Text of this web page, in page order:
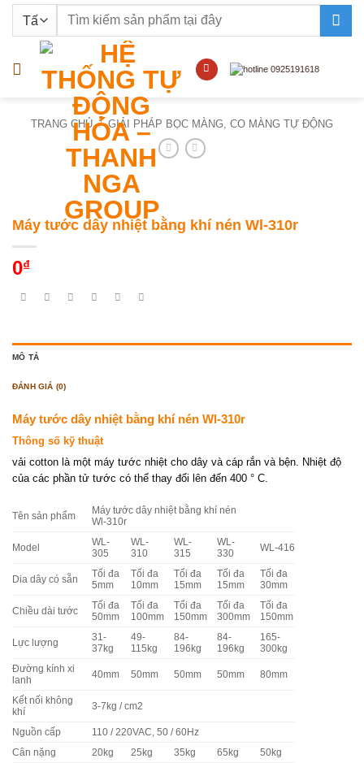
nội
Tìm
TRANG CHỦ / GIẢI PHÁP BỌC MÀNG, CO MÀNG TỰ ĐỘNG
Máy tước dây nhiệt bằng khí nén Wl-310r
0₫
MÔ TẢ
ĐÁNH GIÁ (0)
Máy tước dây nhiệt bằng khí nén Wl-310r
Thông số kỹ thuật
vải cotton là một máy tước nhiệt cho dây và cáp rắn và bện. Nhiệt độ
của các phần tử tước có thể thay đổi lên đến 400 ° C.
Tên sản phẩm
Máy tước dây nhiệt bằng khí nén
Wl-310r
Model
WL-
305
WL-
310
WL-
315
WL-
330
WL-416
Dia dây có sẵn
Tối đa
5mm
Tối đa
10mm
Tối đa
15mm
Tối đa
15mm
Tối đa
30mm
Chiều dài tước
Tối đa
50mm
Tối đa
100mm
Tối đa
150mm
Tối đa
300mm
Tối đa
150mm
Lực lượng
31-
37kg
49-
115kg
84-
196kg
84-
196kg
165-
300kg
Đường kính xi
lanh
40mm 50mm 50mm 50mm 80mm
Kết nối không
khí
3-7kg / cm2
Nguồn cấp 110 / 220VAC, 50 / 60Hz
Cân nặng 20kg 25kg 35kg 65kg 50kg